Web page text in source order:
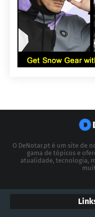
O DeNotar.pt é um site de
gama de tópicos e
atualidade, tecnologia,